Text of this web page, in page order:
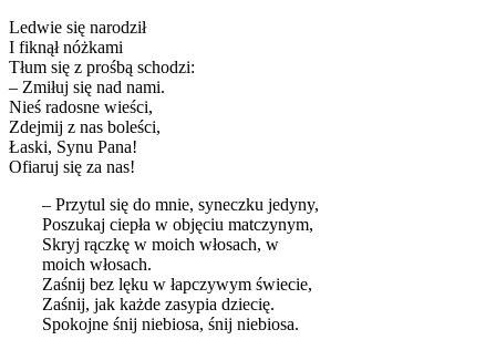
Ledwie się narodził
I fiknął nóżkami
Tłum się z prośbą schodzi:
– Zmiłuj się nad nami.
Nieś radosne wieści,
Zdejmij z nas boleści,
Łaski, Synu Pana!
Ofiaruj się za nas!
– Przytul się do mnie, syneczku jedyny,
Poszukaj ciepła w objęciu matczynym,
Skryj rączkę w moich włosach, w
moich włosach.
Zaśnij bez lęku w łapczywym świecie,
Zaśnij, jak każde zasypia dziecię.
Spokojne śnij niebiosa, śnij niebiosa.